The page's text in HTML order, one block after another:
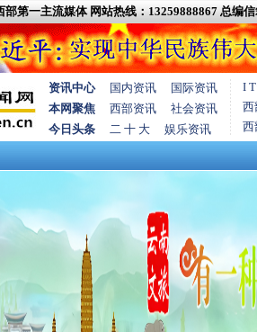
部第一主流媒体 网站热线：13259888867 总编信
资讯中心 国内资讯
国际资讯
本网聚焦
西部资讯
社会资讯
今日头条
二 十 大 娱乐资讯
I
西
西